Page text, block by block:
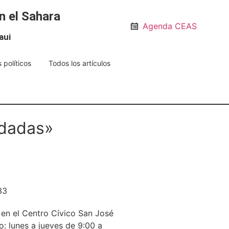
el Sahara
Agenda CEAS
políticos Todos los artículos
el Centro Cívico San José
lunes a jueves de 9:00 a